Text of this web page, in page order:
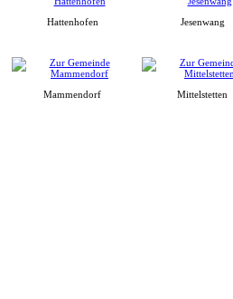
Hattenhofen Jesenwang
Mammendorf Mittelstetten